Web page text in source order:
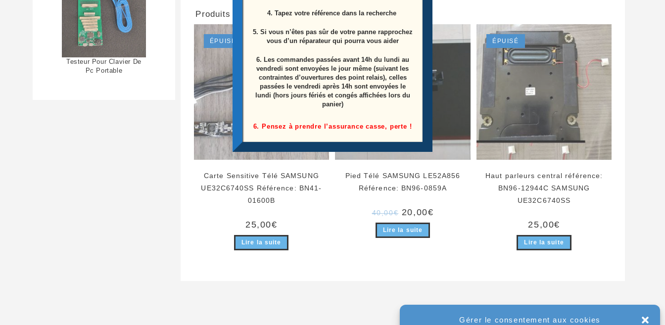
Gérer le consentement aux cookies
Produits similaires
ÉPUISÉ
Carte Sensitive Télé SAMSUNG
UE32C6740SS Référence: BN41-
01600B
25,00€
Lire la suite
ÉPUISÉ
Pied Télé SAMSUNG LE52A856
Référence: BN96-0859A
40,00€ Le
prix
initial
était :
40,00€.
20,00€
Lire la suite
ÉPUISÉ
Haut parleurs central référence:
BN96-12944C SAMSUNG
UE32C6740SS
25,00€
Lire la suite
Testeur Pour Clavier De
Pc Portable
4. Tapez votre référence dans la recherche
5. Si vous n’êtes pas sûr de votre panne rapprochez
vous d’un réparateur qui pourra vous aider
6. Les commandes passées avant 14h du lundi au
vendredi sont envoyées le jour même (suivant les
contraintes d’ouvertures des point relais), celles
passées le vendredi après 14h sont envoyées le
lundi (hors jours fériés et congés affichées lors du
panier)
6. Pensez à prendre l’assurance casse, perte !